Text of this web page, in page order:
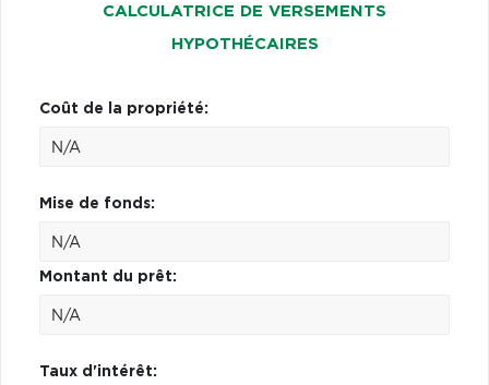
CALCULATRICE DE VERSEMENTS
HYPOTHÉCAIRES
Coût de la propriété:
Mise de fonds:
Montant du prêt:
Taux d'intérêt: